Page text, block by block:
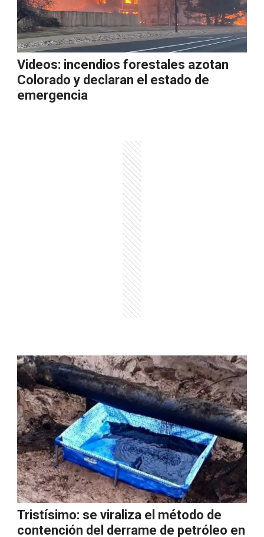
Videos: incendios forestales azotan
Colorado y declaran el estado de
emergencia
Tristísimo: se viraliza el método de
contención del derrame de petróleo en